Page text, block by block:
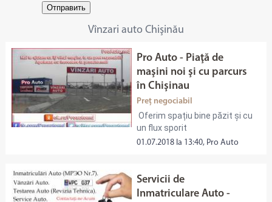
Отправить
Vînzari auto Chişinău
Pro Auto - Piaţă de
maşini noi şi cu parcurs
în Chişinau
Preț negociabil
Oferim spațiu bine păzit și cu
un flux sporit
01.07.2018 la 13:40, Pro Auto
Servicii de
Inmatriculare Auto -